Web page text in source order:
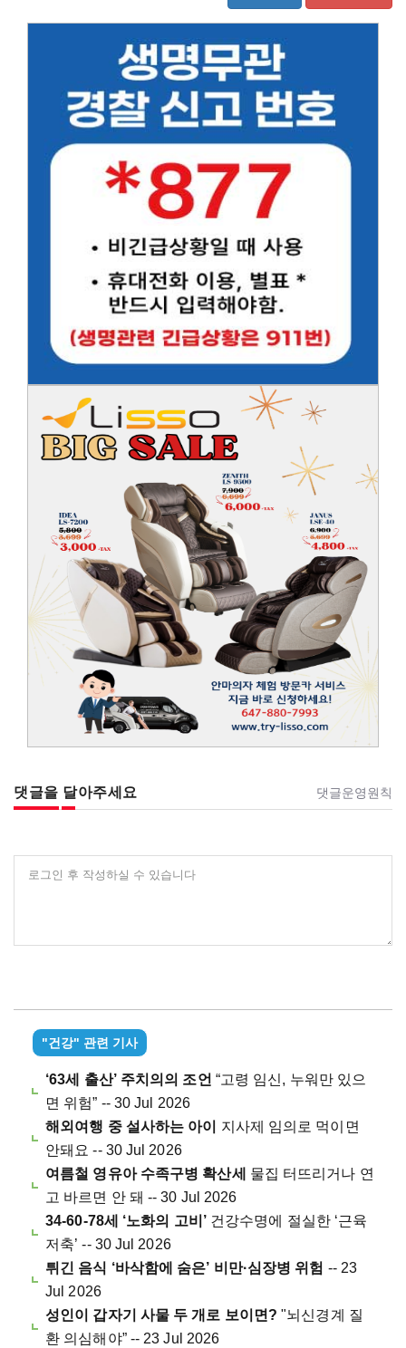
댓글을 달아주세요 댓글운영원칙
로그인 후 작성하실 수 있습니다
"건강" 관련 기사
‘63세 출산’ 주치의의 조언 “고령 임신, 누워만 있으
면 위험” -- 30 Jul 2026
해외여행 중 설사하는 아이
지사제 임의로 먹이면
안돼요 -- 30 Jul 2026
여름철 영유아 수족구병 확산세
물집 터뜨리거나 연
고 바르면 안 돼 -- 30 Jul 2026
34-60-78세 ‘노화의 고비’건강수명에 절실한 ‘근육
저축’ -- 30 Jul 2026
튀긴 음식 ‘바삭함에 숨은’ 비만·심장병 위험 -- 23
Jul 2026
성인이 갑자기 사물 두 개로 보이면?"뇌신경계 질
환 의심해야” -- 23 Jul 2026